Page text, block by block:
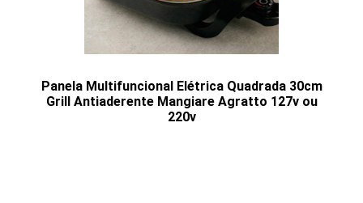
Panela Multifuncional Elétrica Quadrada 30cm
Grill Antiaderente Mangiare Agratto 127v ou
220v